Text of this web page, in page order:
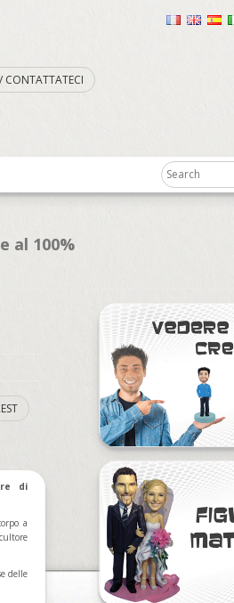
CONTATTATECI
al 100%
di
a
delle